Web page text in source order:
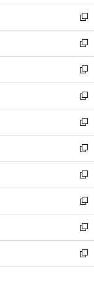
し
い
ウ
ィ
ン
ド
ウ
で
開
く
新
し
い
ウ
ィ
ン
ド
ウ
で
開
く
新
し
い
ウ
ィ
ン
ド
ウ
で
開
く
新
し
い
ウ
ィ
ン
ド
ウ
で
開
く
新
し
い
ウ
ィ
ン
ド
ウ
で
開
く
新
し
い
ウ
ィ
ン
ド
ウ
で
開
く
新
し
い
ウ
ィ
ン
ド
ウ
で
開
新
し
い
ウ
ィ
ン
ド
ウ
新
し
い
ウ
ィ
ン
新
し
い
ウ
新
し